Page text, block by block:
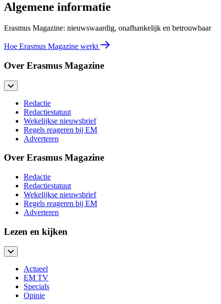
Algemene informatie
Erasmus Magazine: nieuwswaardig, onafhankelijk en betrouwbaar
Hoe Erasmus Magazine werkt
Over Erasmus Magazine
Redactie
Redactiestatuut
Wekelijkse nieuwsbrief
Regels reageren bij EM
Adverteren
Over Erasmus Magazine
Redactie
Redactiestatuut
Wekelijkse nieuwsbrief
Regels reageren bij EM
Adverteren
Lezen en kijken
Actueel
EM TV
Specials
Opinie